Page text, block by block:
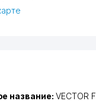
название: VECTOR